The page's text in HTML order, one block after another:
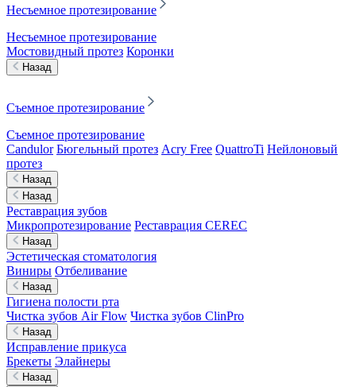
Несъемное протезирование
Несъемное протезирование
Мостовидный протез Коронки
Назад
Съемное протезирование
Съемное протезирование
Candulor Бюгельный протез Acry Free QuattroTi Нейлоновый
протез
Назад
Назад
Реставрация зубов
Микропротезирование Реставрация CEREC
Назад
Эстетическая стоматология
Виниры Отбеливание
Назад
Гигиена полости рта
Чистка зубов Air Flow Чистка зубов ClinPro
Назад
Исправление прикуса
Брекеты Элайнеры
Назад